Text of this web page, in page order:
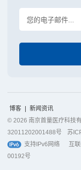
博客 | 新闻资讯
© 2026 南京首量医疗科技
32011202001488号
苏
支持IPv6网络
互
00192号